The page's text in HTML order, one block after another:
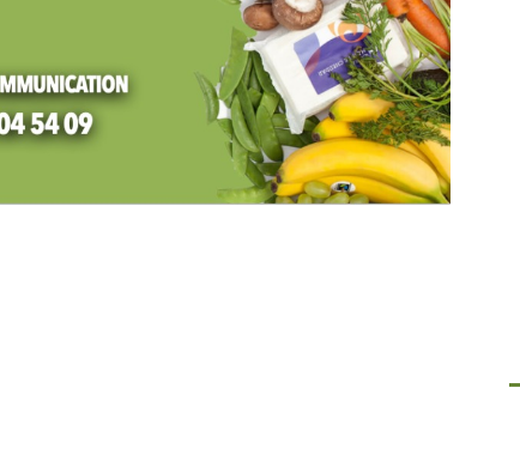
Vide-grenier à Mana du 06
juin 2026